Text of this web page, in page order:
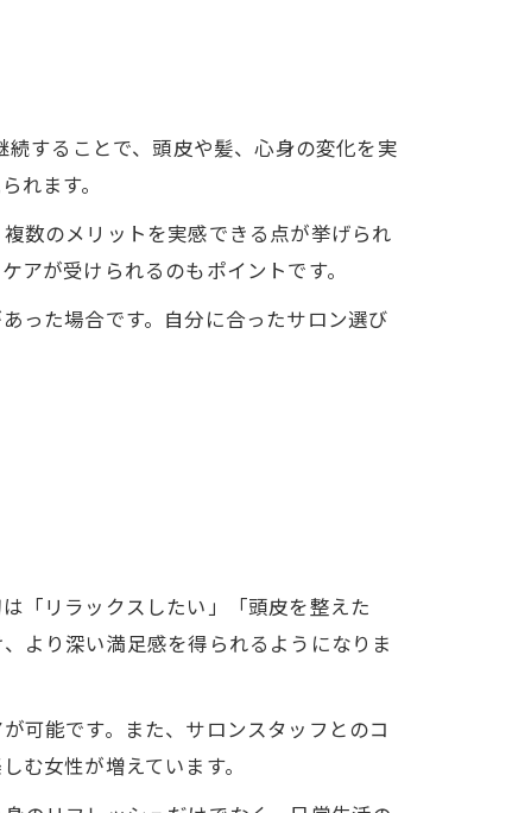
することで、頭皮や髪、心身の変化を実
れます。
数のメリットを実感できる点が挙げられ
が受けられるのもポイントです。
った場合です。自分に合ったサロン選び
「リラックスしたい」「頭皮を整えた
より深い満足感を得られるようになりま
可能です。また、サロンスタッフとのコ
女性が増えています。